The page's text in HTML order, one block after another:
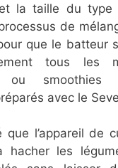
la taille du
de
que le batteur
tous les
ou smoothies
avec le
que l’appareil de
hacher les